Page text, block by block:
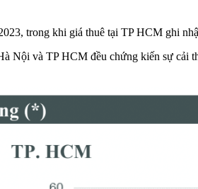
trong khi giá thuê tại TP HCM ghi
Nội và TP HCM đều chứng kiến sự cải